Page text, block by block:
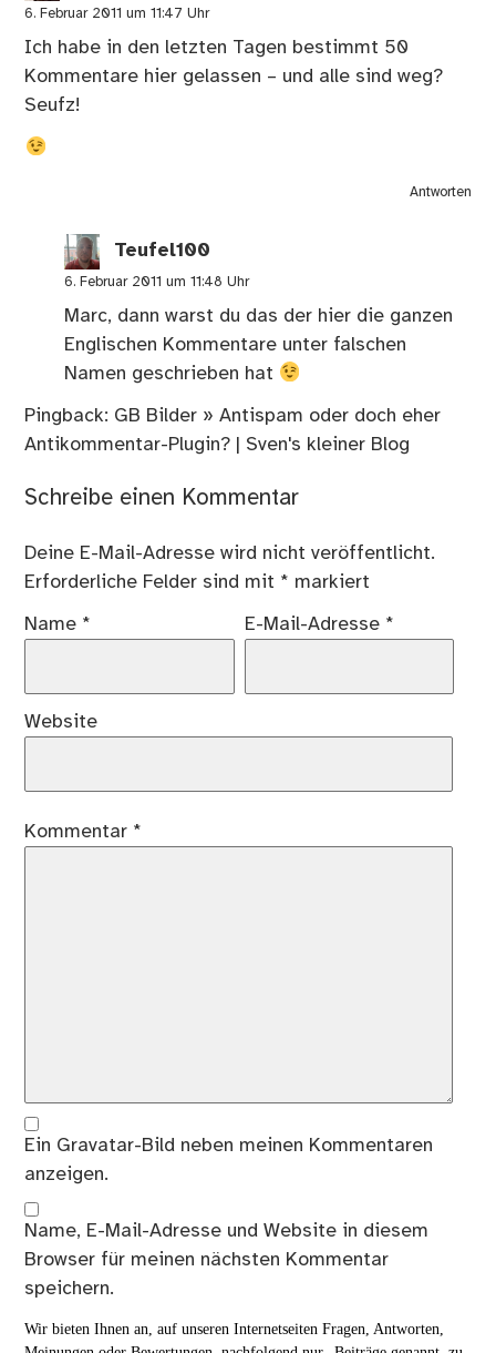
6. Februar 2011 um 11:47 Uhr
Ich habe in den letzten Tagen bestimmt 50
Kommentare hier gelassen – und alle sind weg?
Seufz!
Antworten
Teufel100
6. Februar 2011 um 11:48 Uhr
Marc, dann warst du das der hier die ganzen
Englischen Kommentare unter falschen
Namen geschrieben hat
Pingback: GB Bilder » Antispam oder doch eher
Antikommentar-Plugin? | Sven's kleiner Blog
Schreibe einen Kommentar
Deine E-Mail-Adresse wird nicht veröffentlicht.
Erforderliche Felder sind mit * markiert
Name * E-Mail-Adresse *
Website
Kommentar *
Ein Gravatar-Bild neben meinen Kommentaren
anzeigen.
Name, E-Mail-Adresse und Website in diesem
Browser für meinen nächsten Kommentar
speichern.
Wir bieten Ihnen an, auf unseren Internetseiten Fragen, Antworten,